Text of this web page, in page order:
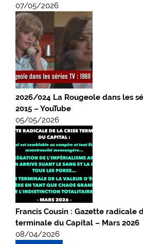
07/05/2026
2026/024 La Rougeole dans les
2015 – YouTube
05/05/2026
Francis Cousin : Gazette radicale
terminale du Capital – Mars 2026
08/04/2026